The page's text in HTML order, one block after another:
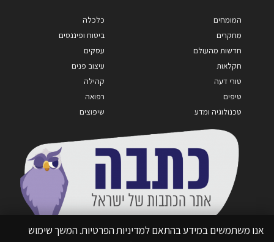
המומחים
מחקרים
חדשות מהעולם
חקלאות
טורי דעה
טיפים
טכנולוגיה ומדע
כלכלה
ביטוח ופיננסים
עסקים
עיצוב פנים
קהילה
רפואה
שיפוצים
אנו משתמשים במידע בהתאם למדיניות הפרטיות. המשך שימוש